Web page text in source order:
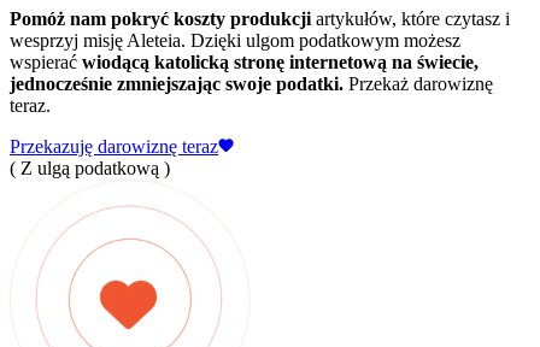
Pomóż nam pokryć koszty produkcji artykułów, które czytasz i
wesprzyj misję Aleteia. Dzięki ulgom podatkowym możesz
wspierać wiodącą katolicką stronę internetową na świecie,
jednocześnie zmniejszając swoje podatki. Przekaż darowiznę
teraz.
Przekazuję darowiznę teraz
( Z ulgą podatkową )